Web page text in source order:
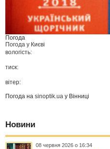
Погода
Погода у Києві
вологість:
тиск:
вітер:
Погода наsinoptik.ua у Вінниці
Новини
08 червня 2026 о 16:34